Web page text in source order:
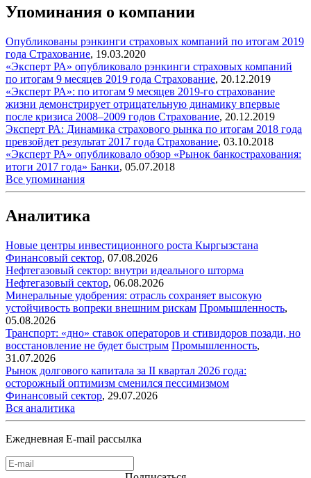
Упоминания о компании
Опубликованы рэнкинги страховых компаний по итогам 2019
года Страхование, 19.03.2020
«Эксперт РА» опубликовало рэнкинги страховых компаний
по итогам 9 месяцев 2019 года Страхование, 20.12.2019
«Эксперт РА»: по итогам 9 месяцев 2019-го страхование
жизни демонстрирует отрицательную динамику впервые
после кризиса 2008–2009 годов Страхование, 20.12.2019
Эксперт РА: Динамика страхового рынка по итогам 2018 года
превзойдет результат 2017 года Страхование, 03.10.2018
«Эксперт РА» опубликовало обзор «Рынок банкострахования:
итоги 2017 года» Банки, 05.07.2018
Все упоминания
Аналитика
Новые центры инвестиционного роста Кыргызстана
Финансовый сектор, 07.08.2026
Нефтегазовый сектор: внутри идеального шторма
Нефтегазовый сектор, 06.08.2026
Минеральные удобрения: отрасль сохраняет высокую
устойчивость вопреки внешним рискам Промышленность,
05.08.2026
Транспорт: «дно» ставок операторов и стивидоров позади, но
восстановление не будет быстрым Промышленность,
31.07.2026
Рынок долгового капитала за II квартал 2026 года:
осторожный оптимизм сменился пессимизмом
Финансовый сектор, 29.07.2026
Вся аналитика
Ежедневная E-mail рассылка